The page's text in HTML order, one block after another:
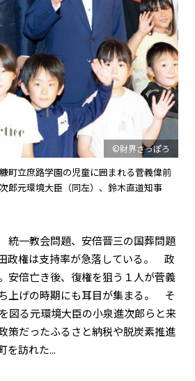
©財界さっぽろ
町立庶路学園の児童に囲まれる菅義偉前
郎元環境大臣（同左）、鈴木直道知事
統一教会問題、安倍晋三の国葬問題
政権は支持率が急落している。 政
安倍亡き後、復権を狙う１人が菅義
上げの時期にも耳目が集まる。 そ
図る元環境大臣の小泉進次郎らと来
策だったふるさと納税や脱炭素推進
を訪れた...